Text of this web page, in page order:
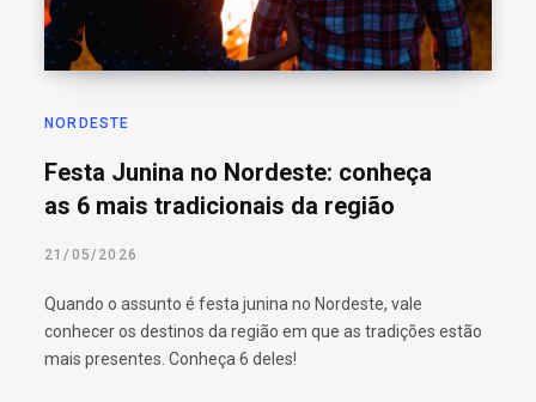
NORDESTE
Festa Junina no Nordeste: conheça
as 6 mais tradicionais da região
21/05/2026
Quando o assunto é festa junina no Nordeste, vale
conhecer os destinos da região em que as tradições estão
mais presentes. Conheça 6 deles!